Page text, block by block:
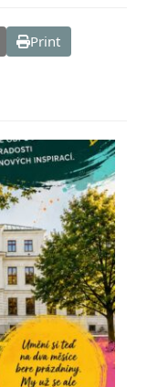
Print